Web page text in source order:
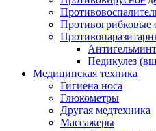
Противогрибковые
Педикулез
Медицинская техника
Гигиена носа
Глюкометры
Другая медтехника
Массажеры